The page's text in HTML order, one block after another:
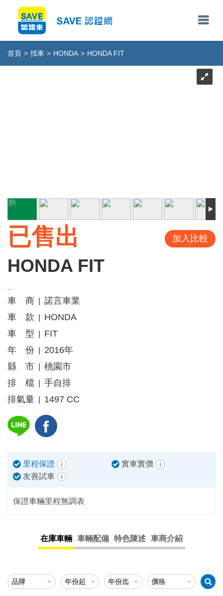
首頁 > 找車 > HONDA > HONDA FIT
已售出 加入比較
HONDA FIT
車 商
諾言車業
車 款
HONDA
車 型
FIT
年 份
2016年
縣 市
桃園市
排 檔
手自排
排氣量
1497 CC
里程保證
實車實價
友善試車
保證車輛里程無調表
在庫車輛 車輛配備 特色陳述 車商介紹